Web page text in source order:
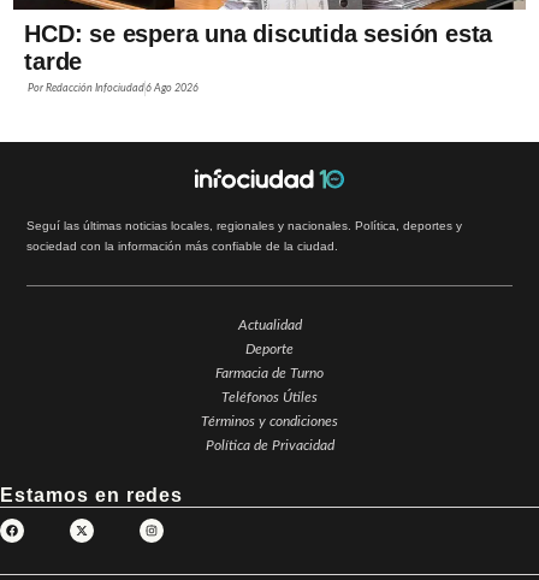
HCD: se espera una discutida sesión esta
tarde
PorRedacción Infociudad6 Ago 2026
Seguí las últimas noticias locales, regionales y nacionales. Política, deportes y
sociedad con la información más confiable de la ciudad.
Actualidad
Deporte
Farmacia de Turno
Teléfonos Útiles
Términos y condiciones
Política de Privacidad
Estamos en redes